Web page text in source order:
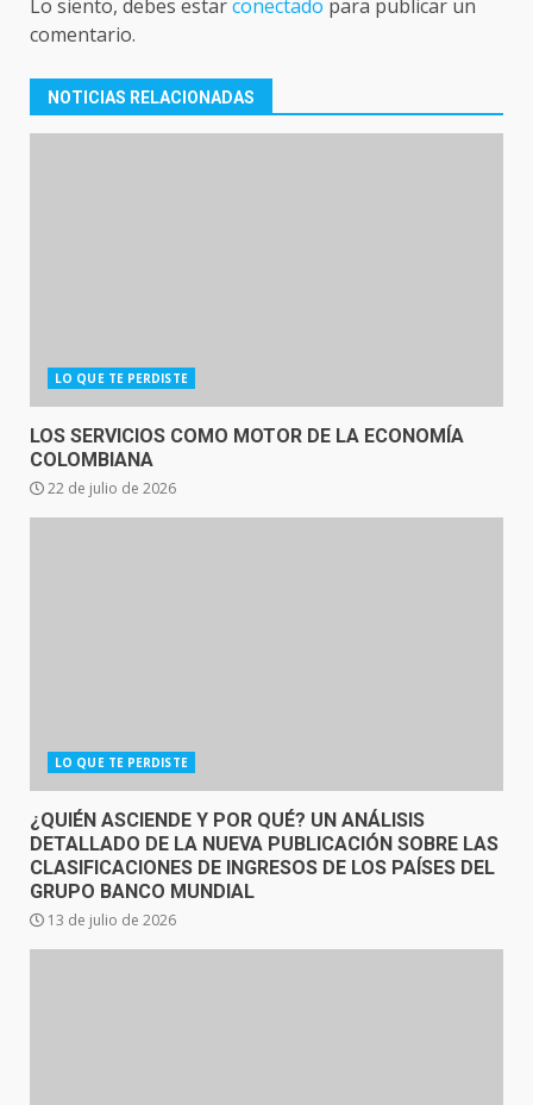
Lo siento, debes estarconectado para publicar un
comentario.
NOTICIAS RELACIONADAS
LO QUE TE PERDISTE
LOS SERVICIOS COMO MOTOR DE LA ECONOMÍA
COLOMBIANA
22 de julio de 2026
LO QUE TE PERDISTE
¿QUIÉN ASCIENDE Y POR QUÉ? UN ANÁLISIS
DETALLADO DE LA NUEVA PUBLICACIÓN SOBRE LAS
CLASIFICACIONES DE INGRESOS DE LOS PAÍSES DEL
GRUPO BANCO MUNDIAL
13 de julio de 2026